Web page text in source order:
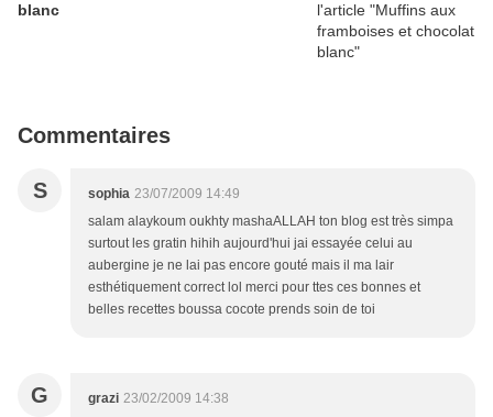
blanc
Commentaires
S sophia 23/07/2009 14:49
salam alaykoum oukhty mashaALLAH ton blog est très simpa
surtout les gratin hihih aujourd'hui jai essayée celui au
aubergine je ne lai pas encore gouté mais il ma lair
esthétiquement correct lol merci pour ttes ces bonnes et
belles recettes boussa cocote prends soin de toi
G grazi 23/02/2009 14:38